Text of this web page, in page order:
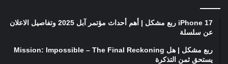
iPhone 17 ربع مشكل | أهم أحداث مؤتمر آبل 2025 وتفاصيل الاعلان
عن سلسلة
ربع مشكل | هل Mission: Impossible – The Final Reckoning
يستحق ثمن التذكرة